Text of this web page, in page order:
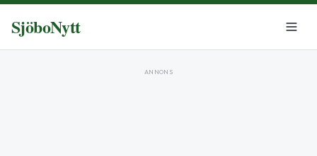
SjöboNytt
ANNONS